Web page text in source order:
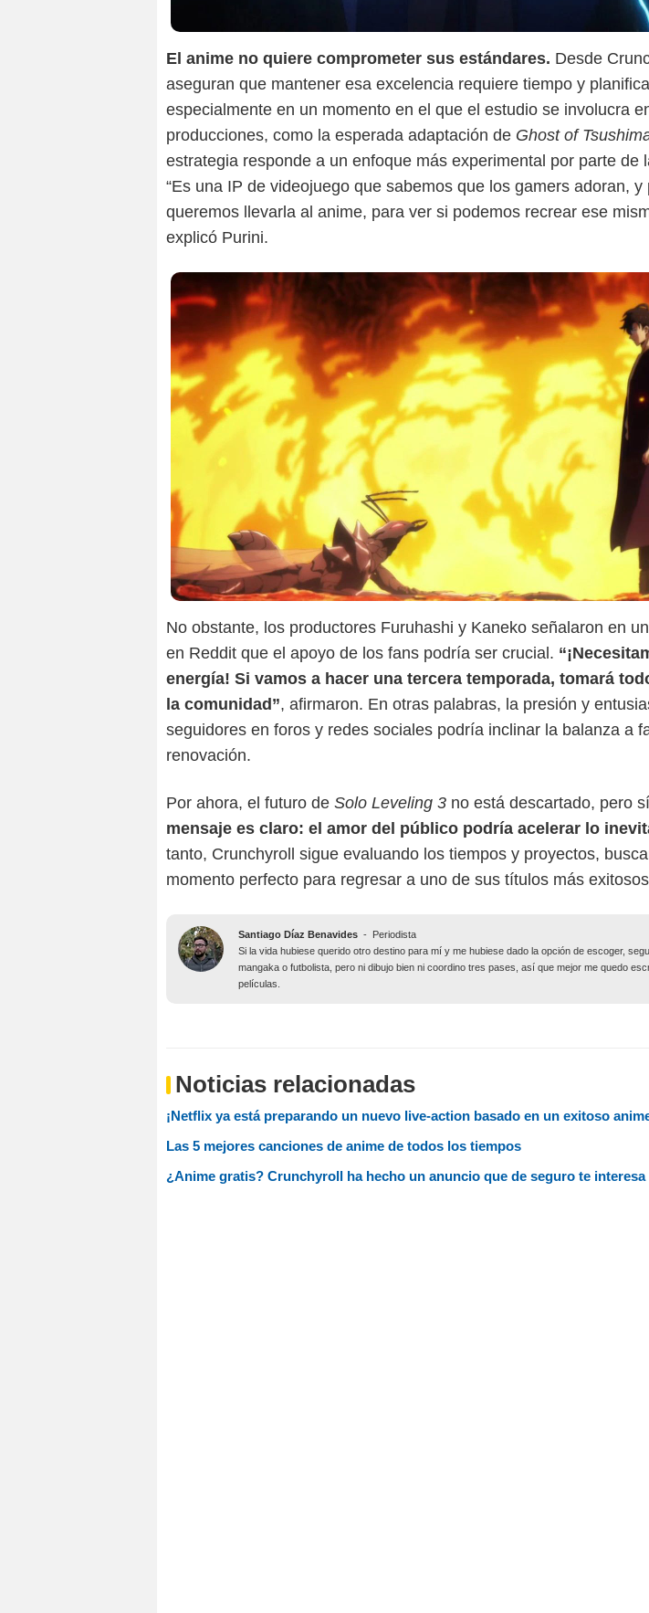
El anime no quiere comprometer sus estándares. Desde
aseguran que mantener esa excelencia requiere tiempo y
especialmente en un momento en el que el estudio se involucra
producciones, como la esperada adaptación de Ghost of
estrategia responde a un enfoque más experimental por parte de
“Es una IP de videojuego que sabemos que los gamers adoran, y
queremos llevarla al anime, para ver si podemos recrear ese
explicó Purini.
No obstante, los productores Furuhashi y Kaneko señalaron en
en Reddit que el apoyo de los fans podría ser crucial.
energía! Si vamos a hacer una tercera temporada, tomará
la comunidad”, afirmaron. En otras palabras, la presión y
seguidores en foros y redes sociales podría inclinar la balanza a
renovación.
Por ahora, el futuro de Solo Leveling 3 no está descartado, pero
mensaje es claro: el amor del público podría acelerar lo
tanto, Crunchyroll sigue evaluando los tiempos y proyectos,
momento perfecto para regresar a uno de sus títulos más
Santiago Díaz Benavides -
Periodista
Si la vida hubiese querido otro destino para mí y me hubiese dado la opción de escoger,
mangaka o futbolista, pero ni dibujo bien ni coordino tres pases, así que mejor me quedo
películas.
Noticias relacionadas
¡Netflix ya está preparando un nuevo live-action basado en un exitoso
Las 5 mejores canciones de anime de todos los tiempos
¿Anime gratis? Crunchyroll ha hecho un anuncio que de seguro te interesa